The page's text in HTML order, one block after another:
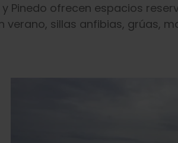
Pinedo ofrecen espacios
verano, sillas anfibias, grúas,